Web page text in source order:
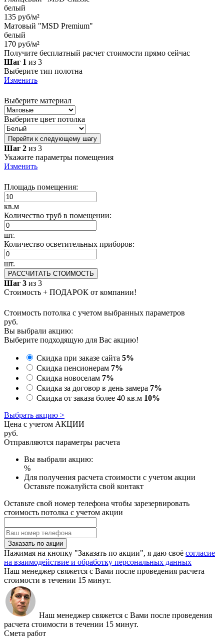
белый
135 руб/м²
Матовый "MSD Premium"
белый
170 руб/м²
Получите бесплатный расчет стоимости прямо сейчас
Шаг 1 из 3
Выберите тип полотна
Изменить
Выберите материал
Выберите цвет потолка
Перейти к следующему шагу
Шаг 2 из 3
Укажите параметры помещения
Изменить
Площадь помещения:
кв.м
Количество труб в помещении:
шт.
Количество осветительных приборов:
шт.
РАССЧИТАТЬ СТОИМОСТЬ
Шаг 3 из 3
Стоимость + ПОДАРОК от компании!
Стоимость потолка с учетом выбранных параметров
руб.
Вы выбрали акцию:
Выберите подходящую для Вас акцию!
Скидка при заказе сайта 5%
Скидка пенсионерам 7%
Скидка новоселам 7%
Скидка за договор в день замера 7%
Скидка от заказа более 40 кв.м 10%
Выбрать акцию >
Цена с учетом АКЦИИ
руб.
Отправляются параметры расчета
Вы выбрали акцию:
%
Для получения расчета стоимости с учетом акции
Оставьте пожалуйста свой контакт
Оставьте свой номер телефона чтобы зарезервировать
стоимость потолка с учетом акции
Заказать по акции
Нажимая на кнопку "Заказать по акции", я даю своё согласие
на взаимодействие и обработку персональных данных
Наш менеджер свяжется с Вами после проведения расчета
стоимости в течении 15 минут.
Наш менеджер свяжется с Вами после проведения
расчета стоимости в течении 15 минут.
Смета работ